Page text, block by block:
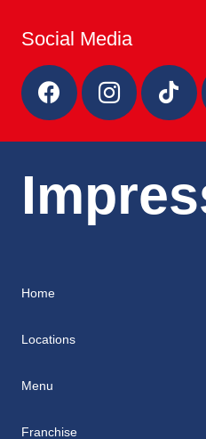
Social Media
Home
Locations
Menu
Franchise